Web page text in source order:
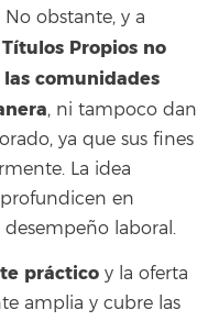
obstante, y a
Propios no
comunidades
, ni tampoco dan
ya que sus fines
La idea
en
laboral.
práctico y la oferta
amplia y cubre las